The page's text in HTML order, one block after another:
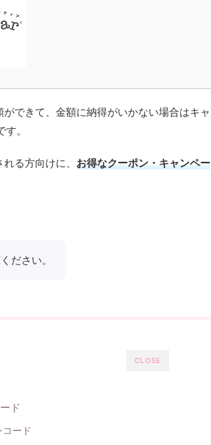
できて、金額に納得がいかない場合はキャ
。
る方向けに、 お得なクーポン・キャンペー
ださい。
CLOSE
ド
ード